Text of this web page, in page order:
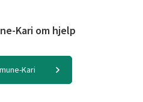
Kari om hjelp
Kari